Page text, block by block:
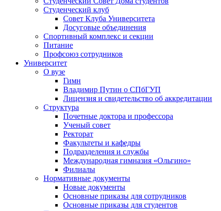
Студенческий клуб
Совет Клуба Университета
Досуговые объединения
Спортивный комплекс и секции
Питание
Профсоюз сотрудников
Университет
О вузе
Гимн
Владимир Путин о СПбГУП
Лицензия и свидетельство об аккредитации
Структура
Почетные доктора и профессора
Ученый совет
Ректорат
Факультеты и кафедры
Подразделения и службы
Международная гимназия «Ольгино»
Филиалы
Нормативные документы
Новые документы
Основные приказы для сотрудников
Основные приказы для студентов